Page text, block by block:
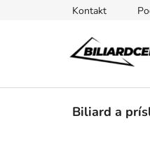
Kontakt
Biliard a